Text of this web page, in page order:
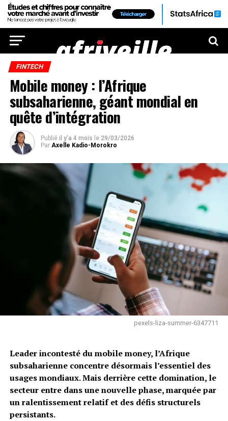
FINTECH
Mobile money : l’Afrique
subsaharienne, géant mondial en
quête d’intégration
Publié il y'a 4 mois le 29/03/2026
Par Axelle Kadio-Morokro
pexels-liza-summer-6347711
Leader incontesté du mobile money, l’Afrique
subsaharienne concentre désormais l’essentiel des
usages mondiaux. Mais derrière cette domination, le
secteur entre dans une nouvelle phase, marquée par
un ralentissement relatif et des défis structurels
persistants.